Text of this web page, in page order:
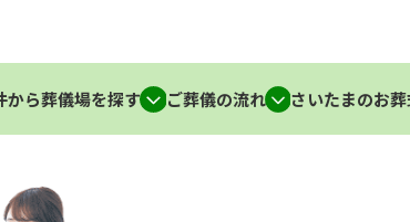
から葬儀場を探す ご葬儀の流れ さいたまのお